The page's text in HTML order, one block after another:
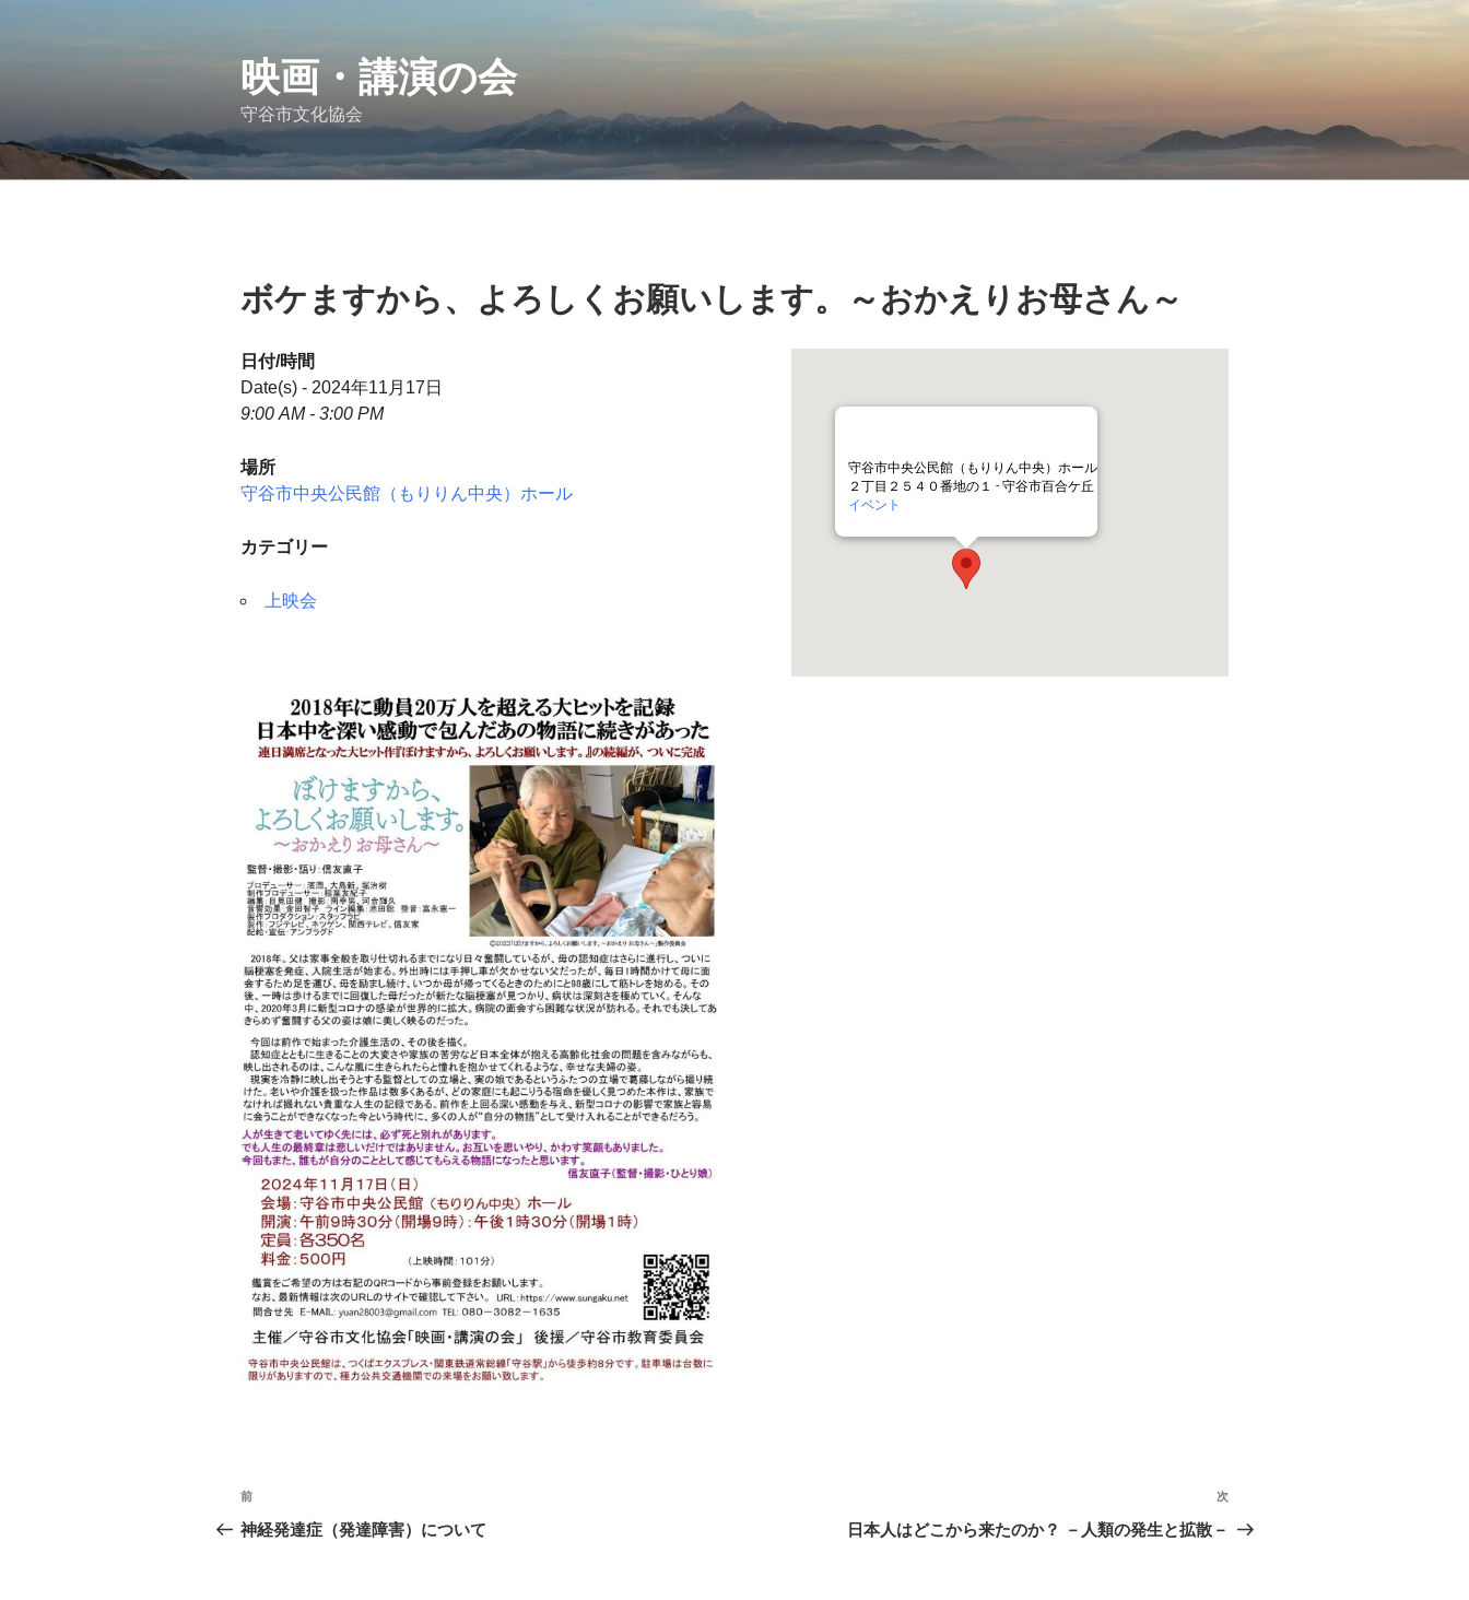
へ
ス
映画・講演の会
守谷市文化協会
ボケますから、よろしくお願いします。～おかえりお母さん～
守谷市中央公民館（もりりん中央）ホール
２丁目２５４０番地の１ - 守谷市百合ケ丘
イベント
日付/時間
Date(s) - 2024年11月17日
9:00 AM - 3:00 PM
場所
守谷市中央公民館（もりりん中央）ホール
カテゴリー
上映会
投
稿
前
の
前
神経発達症（発達障害）について
次
の
次
日本人はどこから来たのか？ －人類の発生と拡散－